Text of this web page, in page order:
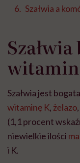
Szałwia a
witamin
Szałwia jest
witaminę K, żelazo,
(1,1 procent
niewielkie ilości
i K.